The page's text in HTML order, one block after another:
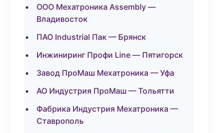
ООО Мехатроника Assembly —
Владивосток
ПАО Industrial Пак — Брянск
Инжиниринг Профи Line — Пятигорск
Завод ПроМаш Мехатроника — Уфа
АО Индустрия ПроМаш — Тольятти
Фабрика Индустрия Мехатроника —
Ставрополь